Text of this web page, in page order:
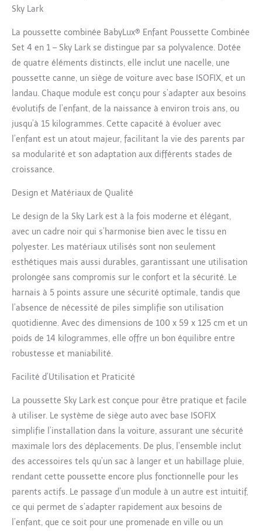
sont réglables. La poussette
offre 2 possibilités de fixation
– avant ou arrière – selon vos
préférences. Siège auto de
qualité supérieure : le siège
enfant avec homologation i-
Size/ECE R129 offre un
peut être monté sur un
fauteuil roulant ou combiné
avec une base ISOFIX dans la
confortable : la baignoire
semelle intérieure douce crée
une zone confortable pour
les temps pour votre enfant -
Protection contre le vent, le
soleil et la pluie. Siège de
poussette flexible : le siège
peut être monté à la fois
dans le sens de marche et
dans le sens inverse. Le
dossier réglable et le repose-
excursions. Cadre robuste et
robuste avec roues
innovantes et sans entretien
pour une conduite fluide sur
les routes urbaines et hors
route. Frein de
stationnement central et
grand panier à provisions
inclus.
Sky Lark
La poussette combinée BabyLux® Enfant Poussette Combinée
Set 4 en 1 – Sky Lark se distingue par sa polyvalence. Dotée
de quatre éléments distincts, elle inclut une nacelle, une
poussette canne, un siège de voiture avec base ISOFIX, et un
landau. Chaque module est conçu pour s’adapter aux besoins
évolutifs de l’enfant, de la naissance à environ trois ans, ou
jusqu’à 15 kilogrammes. Cette capacité à évoluer avec
l’enfant est un atout majeur, facilitant la vie des parents par
sa modularité et son adaptation aux différents stades de
croissance.
Design et Matériaux de Qualité
Le design de la Sky Lark est à la fois moderne et élégant,
avec un cadre noir qui s’harmonise bien avec le tissu en
polyester. Les matériaux utilisés sont non seulement
esthétiques mais aussi durables, garantissant une utilisation
prolongée sans compromis sur le confort et la sécurité. Le
harnais à 5 points assure une sécurité optimale, tandis que
l’absence de nécessité de piles simplifie son utilisation
quotidienne. Avec des dimensions de 100 x 59 x 125 cm et un
poids de 14 kilogrammes, elle offre un bon équilibre entre
robustesse et maniabilité.
Facilité d’Utilisation et Praticité
La poussette Sky Lark est conçue pour être pratique et facile
à utiliser. Le système de siège auto avec base ISOFIX
simplifie l’installation dans la voiture, assurant une sécurité
maximale lors des déplacements. De plus, l’ensemble inclut
des accessoires tels qu’un sac à langer et un habillage pluie,
rendant cette poussette encore plus fonctionnelle pour les
parents actifs. Le passage d’un module à un autre est intuitif,
ce qui permet de s’adapter rapidement aux besoins de
l’enfant, que ce soit pour une promenade en ville ou un